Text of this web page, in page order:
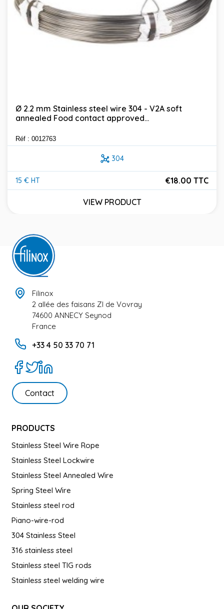
Ø 2.2 mm Stainless steel wire 304 - V2A soft
annealed Food contact approved...
Réf : 0012763
304
15 € HT
Price
€18.00 TTC
VIEW PRODUCT
Filinox
2 allée des faisans ZI de Vovray
74600 ANNECY Seynod
France
+33 4 50 33 70 71
Contact
PRODUCTS
Stainless Steel Wire Rope
Stainless Steel Lockwire
Stainless Steel Annealed Wire
Spring Steel Wire
Stainless steel rod
Piano-wire-rod
304 Stainless Steel
316 stainless steel
Stainless steel TIG rods
Stainless steel welding wire